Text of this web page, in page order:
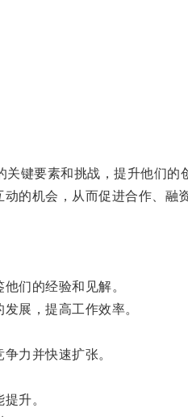
键要素和挑战，提升他们的
机会，从而促进合作、融资
们的经验和见解。
展，提高工作效率。
力并快速扩张。
升。